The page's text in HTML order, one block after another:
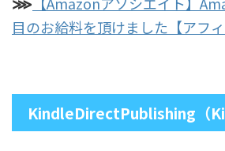
目のお給料を頂けました【アフィ
KindleDirectPublishing（